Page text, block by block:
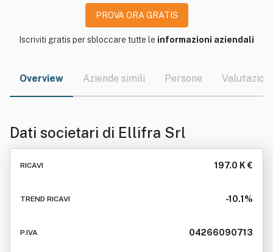
PROVA ORA GRATIS
Iscriviti gratis per sbloccare tutte le informazioni aziendali
Overview Aziende simili Persone Valutazioni
Dati societari di Ellifra Srl
RICAVI 197.0 K €
TREND RICAVI -10.1%
P.IVA 04266090713